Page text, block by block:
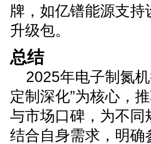
牌，如亿镨能源支
升级包。
总结
2025年电子制氮
定制深化”为核心，
与市场口碑，为不
结合自身需求，明